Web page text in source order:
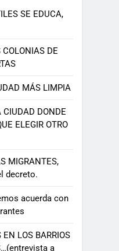
SE EDUCA,
DE
MÁS LIMPIA
DONDE
ELEGIR OTRO
MIGRANTES,
decreto.
acuerda con
LOS BARRIOS
a